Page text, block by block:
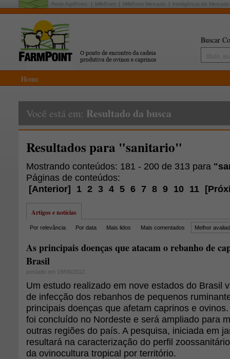
Rede AgriPoint: MilkPoint MilkPoint Mercado Inteligência de Mercado
Buscar
Home
Você está em: Resultado da busca
Resultados para "sanitario"
Mostrando conteúdos: 181 - 200 de 313 para
Páginas de conteúdos:
[Anterior] 1 2 3 4 5 6 7 8 9 10 11 [
Artigos e notícias
Por relevância Por data Mais lidos Mais comentados Melhor
As principais doenças que atacam o rebanho de
Brasil
postado em 19/06/2012
Um estudo realizado em nove estados do Brasil
de infecção dos rebanhos de pequenos
principais doenças que afetam caprinos e
foi concluído no Nordeste e será ampliado para
outras regiões do país. A pesquisa, iniciada em
resultará na caracterização do perfil
da ovinocultura tropical por território.